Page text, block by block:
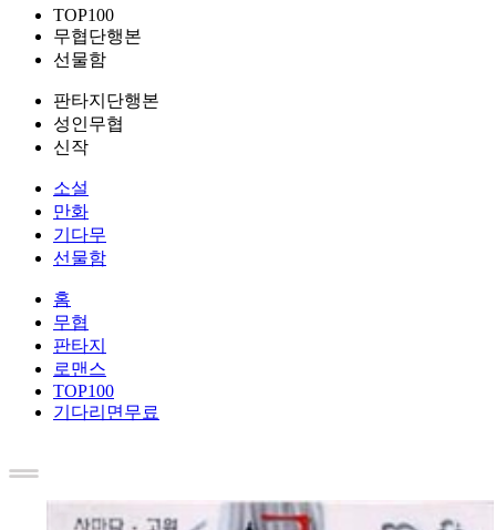
TOP100
무협단행본
선물함
판타지단행본
성인무협
신작
소설
만화
기다무
선물함
홈
무협
판타지
로맨스
TOP100
기다리면무료